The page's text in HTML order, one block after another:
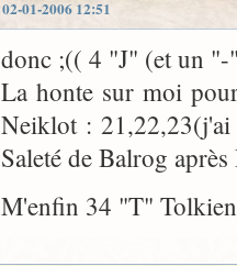
02-01-2006 12:51
donc ;(( 4 "J" (et un "-
La honte sur moi
Neiklot : 21,22,23(j'ai
Saleté de Balrog
M'enfin 34 "T"